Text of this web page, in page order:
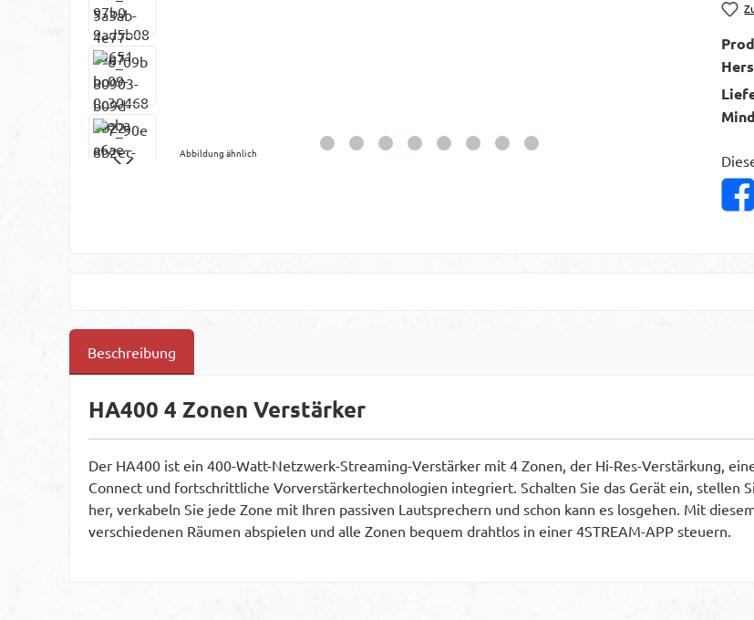
Abbildung ähnlich
Beschreibung
HA400 4 Zonen Verstärker
Der HA400 ist ein 400-Watt-Netzwerk-Streaming-Verstärker mit 4 Zonen, der Hi-Res-Verstärkung,
Connect und fortschrittliche Vorverstärkertechnologien integriert. Schalten Sie das Gerät ein, stellen
her, verkabeln Sie jede Zone mit Ihren passiven Lautsprechern und schon kann es losgehen. Mit
verschiedenen Räumen abspielen und alle Zonen bequem drahtlos in einer 4STREAM-APP steuern.